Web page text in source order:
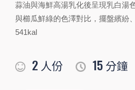
蒜油與海鮮高湯乳化後呈現乳白湯
與櫛瓜鮮綠的色澤對比，擺盤繽紛
541kal
2 人份 15 分鐘
PREPARATION
準備食材及配料